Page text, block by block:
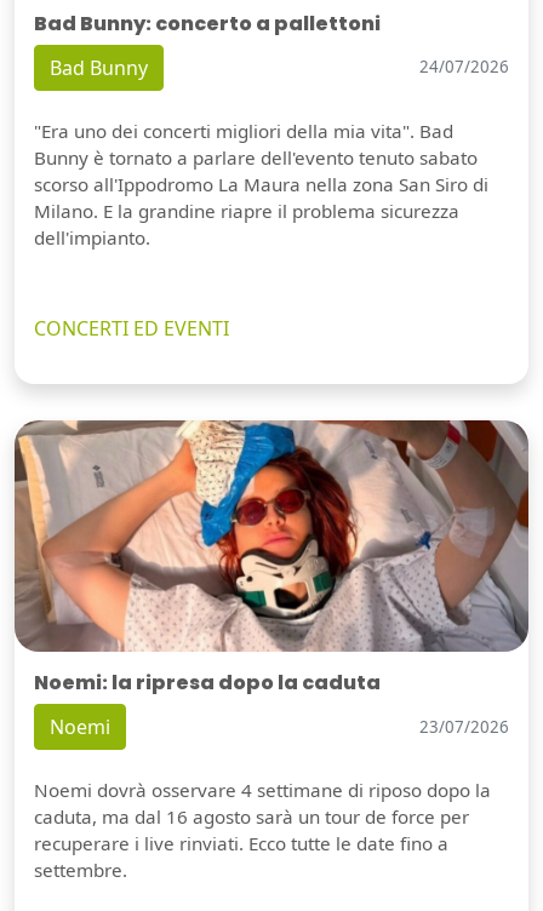
Bad Bunny: concerto a pallettoni
Bad Bunny 24/07/2026
"Era uno dei concerti migliori della mia vita". Bad
Bunny è tornato a parlare dell'evento tenuto sabato
scorso all'Ippodromo La Maura nella zona San Siro di
Milano. E la grandine riapre il problema sicurezza
dell'impianto.
CONCERTI ED EVENTI
Noemi: la ripresa dopo la caduta
Noemi 23/07/2026
Noemi dovrà osservare 4 settimane di riposo dopo la
caduta, ma dal 16 agosto sarà un tour de force per
recuperare i live rinviati. Ecco tutte le date fino a
settembre.